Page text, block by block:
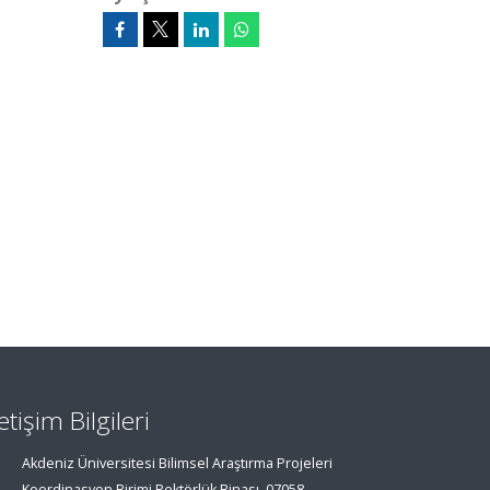
Bilgileri
Akdeniz Üniversitesi Bilimsel Araştırma Projeleri